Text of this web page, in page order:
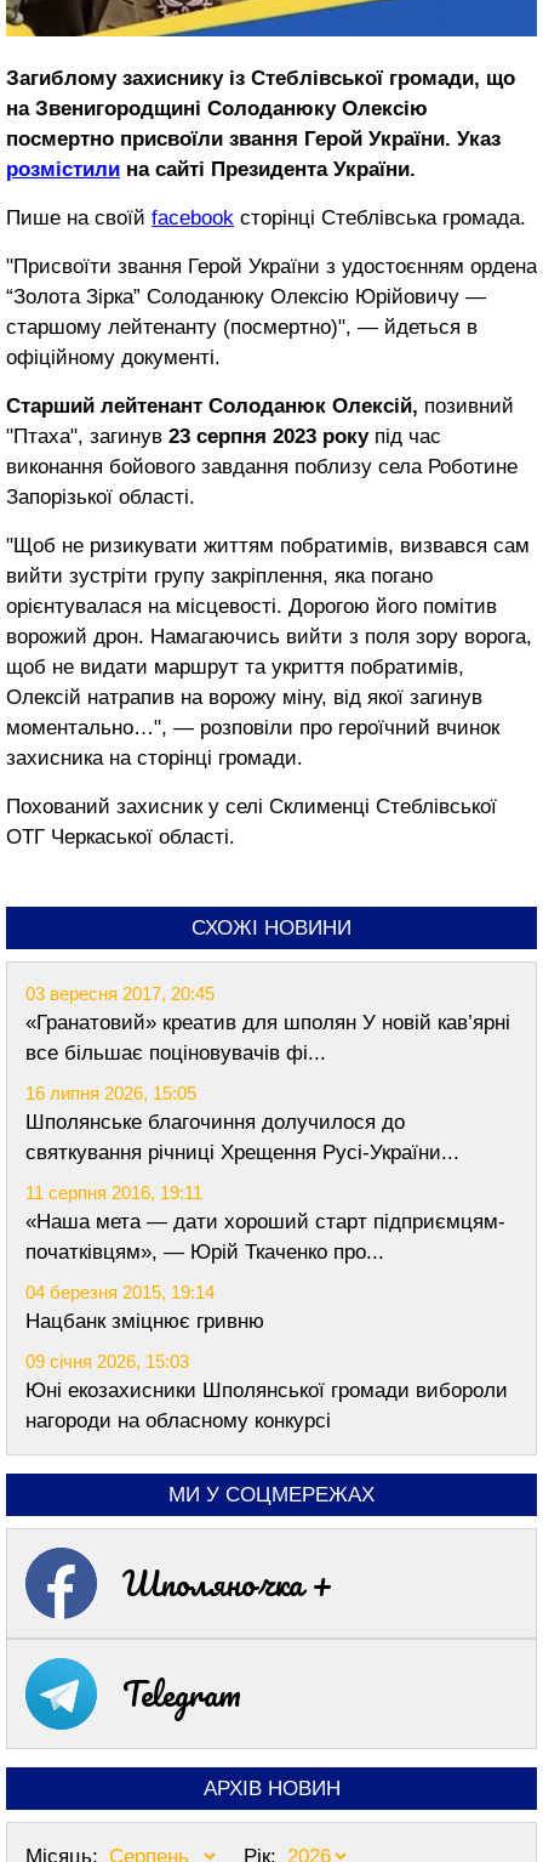
Загиблому захиснику із Стеблівської громади, що
на Звенигородщині СолоданюкуОлексію
посмертно присвоїли звання Герой України. Указ
розмістили на сайті Президента України.
Пише на своїй facebook сторінці Стеблівська громада.
"Присвоїти звання Герой України з удостоєнням ордена
“Золота Зірка” Солоданюку Олексію Юрійовичу —
старшому лейтенанту (посмертно)", — йдеться в
офіційному документі.
Старший лейтенант Солоданюк Олексій, позивний
"Птаха", загинув 23 серпня 2023 року під час
виконання бойового завдання поблизу села Роботине
Запорізької області.
"Щоб не ризикувати життям побратимів, визвався сам
вийти зустріти групу закріплення, яка погано
орієнтувалася на місцевості. Дорогою його помітив
ворожий дрон. Намагаючись вийти з поля зору ворога,
щоб не видати маршрут та укриття побратимів,
Олексій натрапив на ворожу міну, від якої загинув
моментально…", — розповіли про героїчний вчинок
захисника на сторінці громади.
Похований захисник у селі Склименці Стеблівської
ОТГ Черкаської області.
СХОЖІ НОВИНИ
03 вересня 2017, 20:45
«Гранатовий» креатив для шполян У новій кав’ярні
все більшає поціновувачів фі...
16 липня 2026, 15:05
Шполянське благочиння долучилося до
святкування річниці Хрещення Русі-України...
11 серпня 2016, 19:11
«Наша мета — дати хороший старт підприємцям-
початківцям», — Юрій Ткаченко про...
04 березня 2015, 19:14
Нацбанк зміцнює гривню
09 січня 2026, 15:03
Юні екозахисники Шполянської громади вибороли
нагороди на обласному конкурсі
МИ У СОЦМЕРЕЖАХ
Шполяночка +
Telegram
АРХІВ НОВИН
Місяць: Рік: